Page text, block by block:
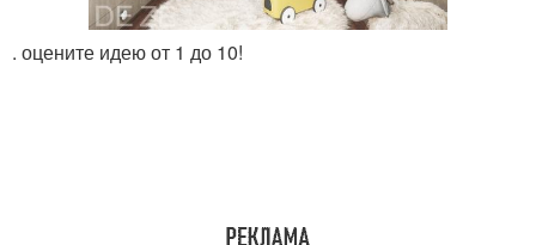
. оцените идею от 1 до 10!